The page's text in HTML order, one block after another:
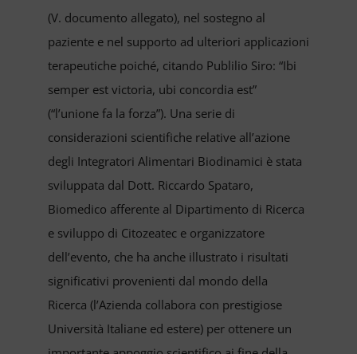
(V. documento allegato), nel sostegno al
paziente e nel supporto ad ulteriori applicazioni
terapeutiche poiché, citando Publilio Siro: “Ibi
semper est victoria, ubi concordia est”
(“l’unione fa la forza”). Una serie di
considerazioni scientifiche relative all’azione
degli Integratori Alimentari Biodinamici è stata
sviluppata dal Dott. Riccardo Spataro,
Biomedico afferente al Dipartimento di Ricerca
e sviluppo di Citozeatec e organizzatore
dell’evento, che ha anche illustrato i risultati
significativi provenienti dal mondo della
Ricerca (l’Azienda collabora con prestigiose
Università Italiane ed estere) per ottenere un